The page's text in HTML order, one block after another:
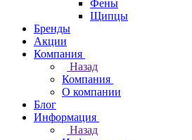
Фены
Щипцы
Бренды
Акции
Компания
Назад
Компания
О компании
Блог
Информация
Назад